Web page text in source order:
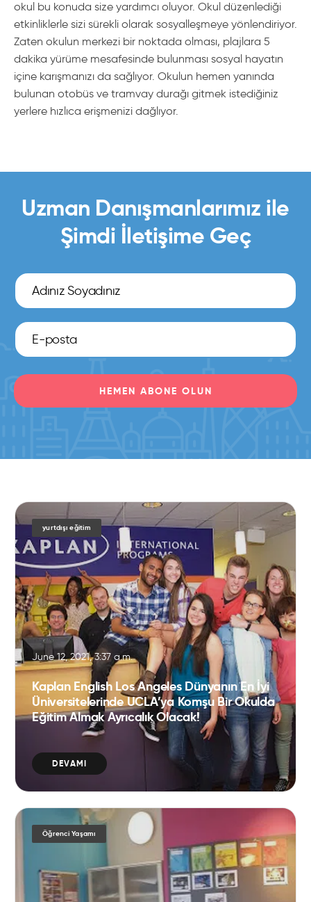
okul bu konuda size yardımcı oluyor. Okul düzenlediği
etkinliklerle sizi sürekli olarak sosyalleşmeye yönlendiriyor.
Zaten okulun merkezi bir noktada olması, plajlara 5
dakika yürüme mesafesinde bulunması sosyal hayatın
içine karışmanızı da sağlıyor. Okulun hemen yanında
bulunan otobüs ve tramvay durağı gitmek istediğiniz
yerlere hızlıca erişmenizi dağlıyor.
Uzman Danışmanlarımız ile
Şimdi İletişime Geç
HEMEN ABONE OLUN
yurtdışı eğitim
June 12, 2021, 3:37 a.m.
Kaplan English Los Angeles Dünyanın En İyi
Üniversitelerinde UCLA’ya Komşu Bir Okulda
Eğitim Almak Ayrıcalık Olacak!
DEVAMI
Öğrenci Yaşamı